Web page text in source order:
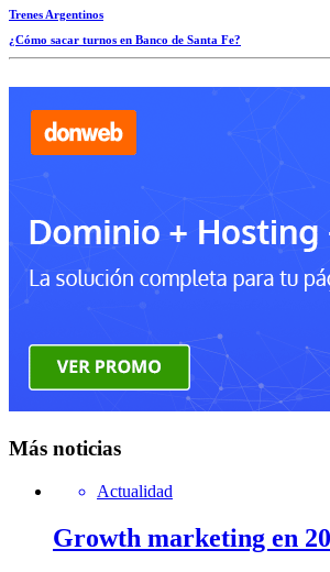
Trenes Argentinos
¿Cómo sacar turnos en Banco de Santa Fe?
Más noticias
Actualidad
Growth marketing en